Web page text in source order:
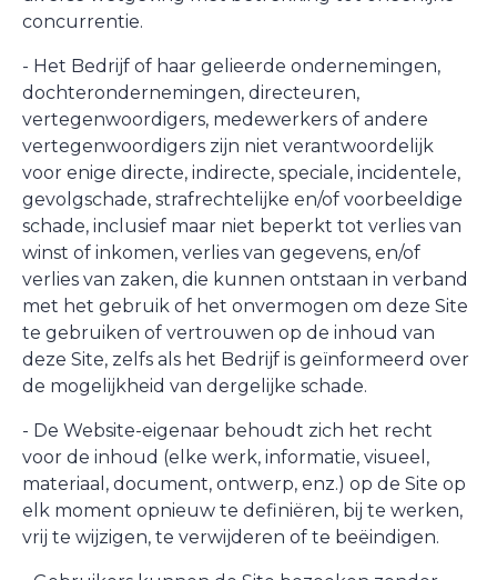
concurrentie.
- Het Bedrijf of haar gelieerde ondernemingen,
dochterondernemingen, directeuren,
vertegenwoordigers, medewerkers of andere
vertegenwoordigers zijn niet verantwoordelijk
voor enige directe, indirecte, speciale, incidentele,
gevolgschade, strafrechtelijke en/of voorbeeldige
schade, inclusief maar niet beperkt tot verlies van
winst of inkomen, verlies van gegevens, en/of
verlies van zaken, die kunnen ontstaan in verband
met het gebruik of het onvermogen om deze Site
te gebruiken of vertrouwen op de inhoud van
deze Site, zelfs als het Bedrijf is geïnformeerd over
de mogelijkheid van dergelijke schade.
- De Website-eigenaar behoudt zich het recht
voor de inhoud (elke werk, informatie, visueel,
materiaal, document, ontwerp, enz.) op de Site op
elk moment opnieuw te definiëren, bij te werken,
vrij te wijzigen, te verwijderen of te beëindigen.